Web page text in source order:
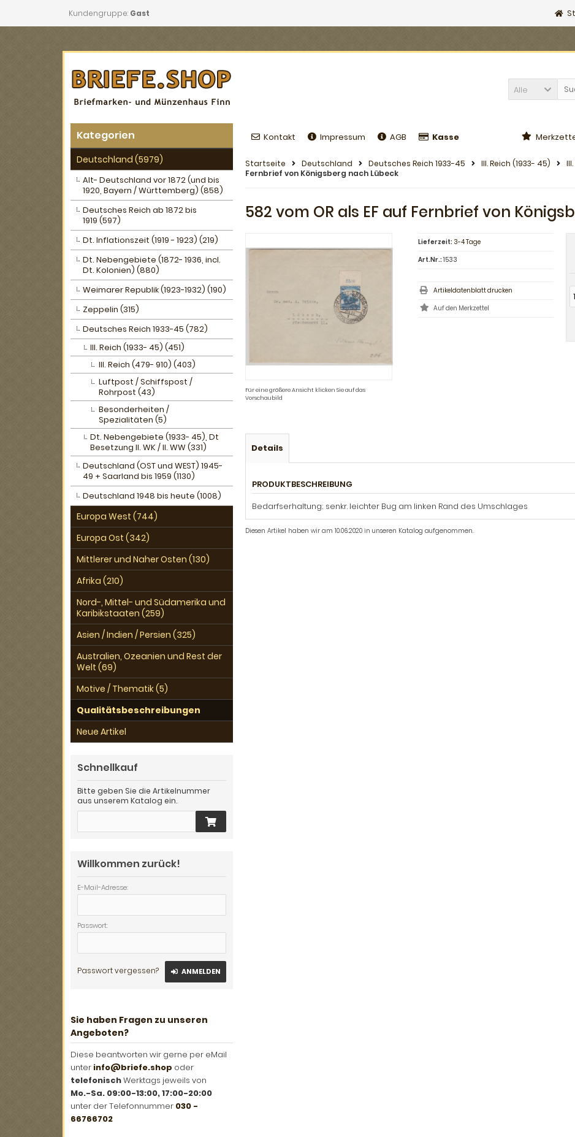
Kundengruppe: Gast
Alle
Kontakt Impressum AGB Kasse
Startseite Deutschland Deutsches Reich 1933-45 III. Reich (1933- 45)
Fernbrief von Königsberg nach Lübeck
582 vom OR als EF auf Fernbrief von
Für eine größere Ansicht klicken Sie auf das
Vorschaubild
Lieferzeit: 3-4 Tage
Art.Nr.:1533
Artikeldatenblatt drucken
Details
PRODUKTBESCHREIBUNG
Bedarfserhaltung; senkr. leichter Bug am linken Rand des Umschlages
Diesen Artikel haben wir am 10.06.2020 in unseren Katalog aufgenommen.
Kategorien
Deutschland (5979)
Alt- Deutschland vor 1872 (und bis
1920, Bayern / Württemberg) (858)
Deutsches Reich ab 1872 bis
1919 (597)
Dt. Inflationszeit (1919 - 1923) (219)
Dt. Nebengebiete (1872- 1936, incl.
Dt. Kolonien) (880)
Weimarer Republik (1923-1932) (190)
Zeppelin (315)
Deutsches Reich 1933-45 (782)
III. Reich (1933- 45) (451)
III. Reich (479- 910) (403)
Luftpost / Schiffspost /
Rohrpost (43)
Besonderheiten /
Spezialitäten (5)
Dt. Nebengebiete (1933- 45), Dt
Besetzung II. WK / II. WW (331)
Deutschland (OST und WEST) 1945-
49 + Saarland bis 1959 (1130)
Deutschland 1948 bis heute (1008)
Europa West (744)
Europa Ost (342)
Mittlerer und Naher Osten (130)
Afrika (210)
Nord-, Mittel- und Südamerika und
Karibikstaaten (259)
Asien / Indien / Persien (325)
Australien, Ozeanien und Rest der
Welt (69)
Motive / Thematik (5)
Qualitätsbeschreibungen
Neue Artikel
Schnellkauf
Bitte geben Sie die Artikelnummer
aus unserem Katalog ein.
Willkommen zurück!
E-Mail-Adresse:
Passwort:
Passwort vergessen? ANMELDEN
Sie haben Fragen zu unseren
Angeboten?
Diese beantworten wir gerne per eMail
unter info@briefe.shop oder
telefonischWerktags jeweils von
Mo.-Sa. 09:00-13:00, 17:00-20:00
unter der Telefonnummer 030 -
66766702